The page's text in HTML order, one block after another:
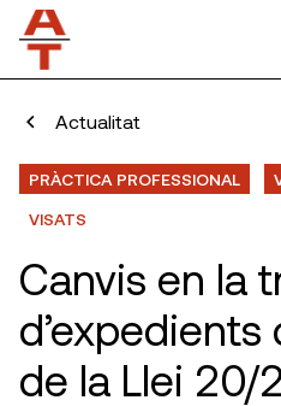
Actualitat
PRÀCTICA PROFESSIONAL
VISATS
Canvis en la
d’expedients
de la Llei 20/